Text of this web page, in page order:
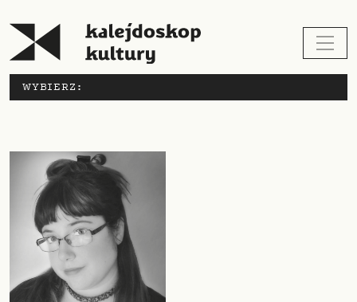
WYBIERZ: